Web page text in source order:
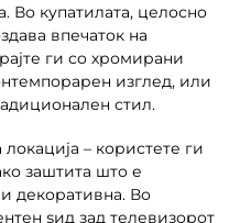
Во купатилата, целосно
впечаток на
ги со хромирани
изглед, или
стил.
– користете ги
заштита што е
декоративна. Во
ѕид зад телевизорот